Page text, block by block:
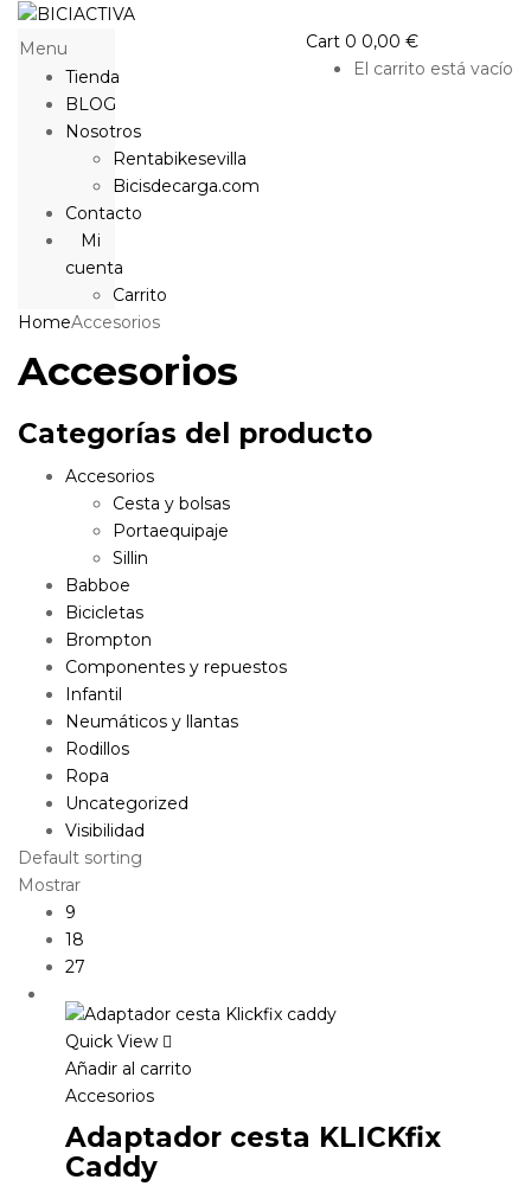
Menu
Tienda
BLOG
Nosotros
Rentabikesevilla
Bicisdecarga.com
Contacto
Mi
cuenta
Carrito
Cart 0 0,00 €
El carrito está vacío
HomeAccesorios
Accesorios
Categorías del producto
Accesorios
Cesta y bolsas
Portaequipaje
Sillin
Babboe
Bicicletas
Brompton
Componentes y repuestos
Infantil
Neumáticos y llantas
Rodillos
Ropa
Uncategorized
Visibilidad
Default sorting
Mostrar
9
18
27
Quick View
Añadir al carrito
Accesorios
Adaptador cesta KLICKfix
Caddy